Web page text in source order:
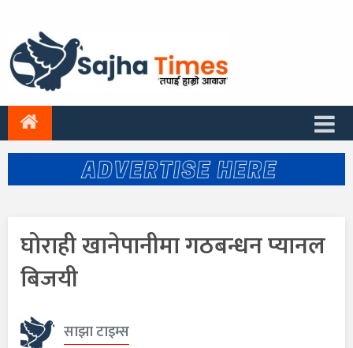
घोराही खानेपानीमा गठबन्धन प्यानल
बिजयी
साझा टाइम्स